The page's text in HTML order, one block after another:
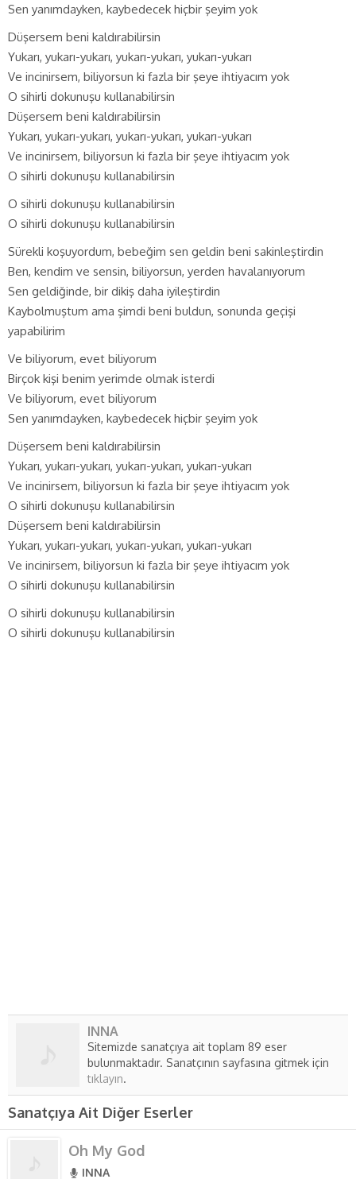
Sen yanımdayken, kaybedecek hiçbir şeyim yok
Düşersem beni kaldırabilirsin
Yukarı, yukarı-yukarı, yukarı-yukarı, yukarı-yukarı
Ve incinirsem, biliyorsun ki fazla bir şeye ihtiyacım yok
O sihirli dokunuşu kullanabilirsin
Düşersem beni kaldırabilirsin
Yukarı, yukarı-yukarı, yukarı-yukarı, yukarı-yukarı
Ve incinirsem, biliyorsun ki fazla bir şeye ihtiyacım yok
O sihirli dokunuşu kullanabilirsin
O sihirli dokunuşu kullanabilirsin
O sihirli dokunuşu kullanabilirsin
Sürekli koşuyordum, bebeğim sen geldin beni sakinleştirdin
Ben, kendim ve sensin, biliyorsun, yerden havalanıyorum
Sen geldiğinde, bir dikiş daha iyileştirdin
Kaybolmuştum ama şimdi beni buldun, sonunda geçişi
yapabilirim
Ve biliyorum, evet biliyorum
Birçok kişi benim yerimde olmak isterdi
Ve biliyorum, evet biliyorum
Sen yanımdayken, kaybedecek hiçbir şeyim yok
Düşersem beni kaldırabilirsin
Yukarı, yukarı-yukarı, yukarı-yukarı, yukarı-yukarı
Ve incinirsem, biliyorsun ki fazla bir şeye ihtiyacım yok
O sihirli dokunuşu kullanabilirsin
Düşersem beni kaldırabilirsin
Yukarı, yukarı-yukarı, yukarı-yukarı, yukarı-yukarı
Ve incinirsem, biliyorsun ki fazla bir şeye ihtiyacım yok
O sihirli dokunuşu kullanabilirsin
O sihirli dokunuşu kullanabilirsin
O sihirli dokunuşu kullanabilirsin
INNA
Sitemizde sanatçıya ait toplam 89 eser
bulunmaktadır. Sanatçının sayfasına gitmek için
tıklayın.
Sanatçıya Ait Diğer Eserler
Oh My God
INNA